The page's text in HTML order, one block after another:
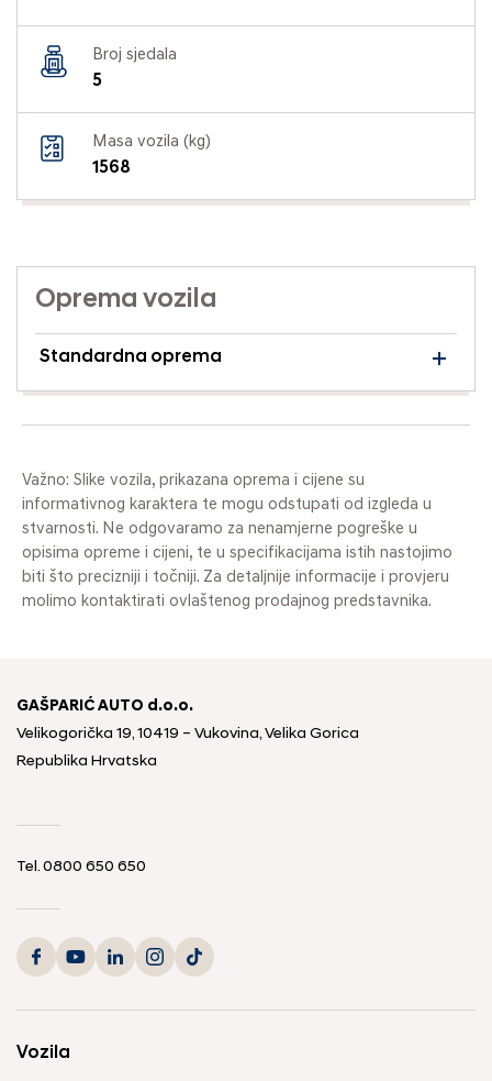
Broj sjedala
5
Masa vozila (kg)
1568
Oprema vozila
Standardna oprema
Važno: Slike vozila, prikazana oprema i cijene su
informativnog karaktera te mogu odstupati od izgleda u
stvarnosti. Ne odgovaramo za nenamjerne pogreške u
opisima opreme i cijeni, te u specifikacijama istih nastojimo
biti što precizniji i točniji. Za detaljnije informacije i provjeru
molimo kontaktirati ovlaštenog prodajnog predstavnika.
GAŠPARIĆ AUTO d.o.o.
Velikogorička 19, 10419 – Vukovina, Velika Gorica
Republika Hrvatska
Tel. 0800 650 650
Vozila